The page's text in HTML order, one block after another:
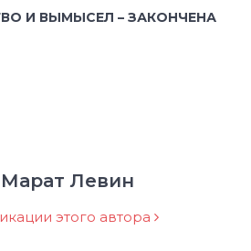
И ВЫМЫСЕЛ – ЗАКОНЧЕНА
Левин
этого автора